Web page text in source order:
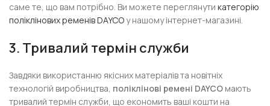
саме те, що вам потрібно. Ви можете переглянутикатегорію
поліклінових ременів DAYCO у нашому інтернет-магазині.
3. Тривалий термін служби
Завдяки використанню якісних матеріалів та новітніх
технологій виробництва, поліклінові ремені DAYCO мають
тривалий термін служби, що економить ваші кошти на